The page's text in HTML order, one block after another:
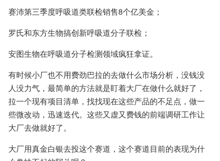
赛沛第三季度呼吸道类联检销售8个亿美金；
罗氏和东方生物搞创新呼吸道分子联检；
安图生物在呼吸道分子检测领域疯狂拿证。
有时候小厂也不用费劲巴拉的去做什么市场分析，没钱没
人没力气，最简单的方法就是盯着大厂在做什么就好了，
拉一个现有项目清单，找找现在这些产品的不足点，做一
些微改动，迅速迭代。这些又虚又费钱的前端调研工作让
大厂去做就好了。
大厂用真金白银去投这个赛道，这个赛道目前的表现为什